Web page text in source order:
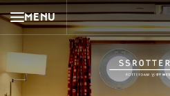
MENU